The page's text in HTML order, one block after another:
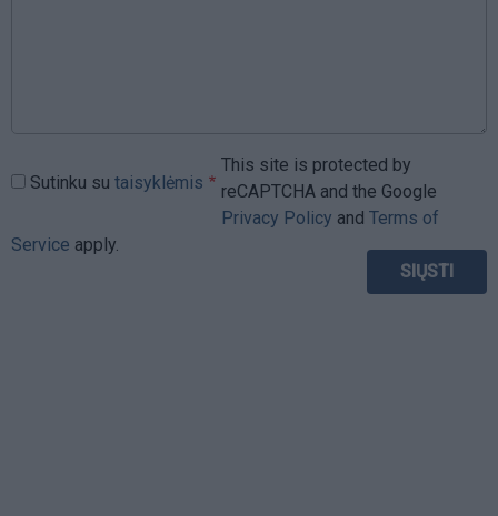
Sutinku su taisyklėmis
This site is protected by
reCAPTCHA and the Google
Privacy Policy and Terms of
Service apply.